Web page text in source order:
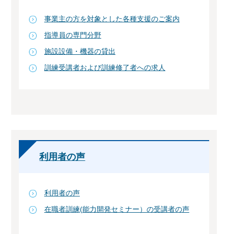
事業主の方を対象とした各種支援のご案内
指導員の専門分野
施設設備・機器の貸出
訓練受講者および訓練修了者への求人
利用者の声
利用者の声
在職者訓練(能力開発セミナー）の受講者の声